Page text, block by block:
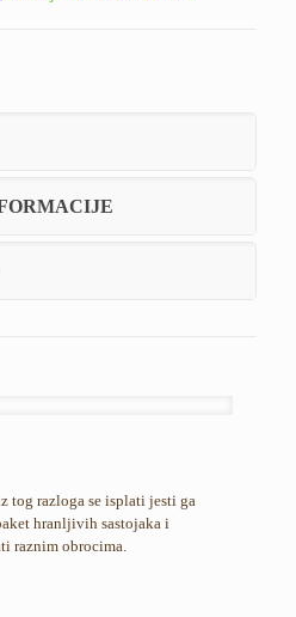
tog razloga se isplati jesti ga
hranljivih sastojaka i
raznim obrocima.